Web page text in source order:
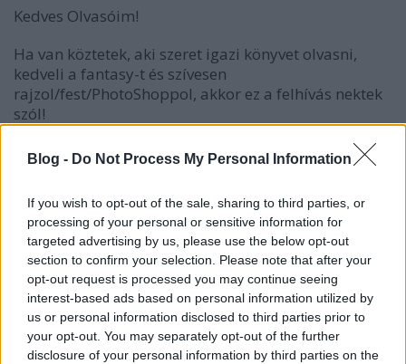
Blog - Do Not Process My Personal Information
If you wish to opt-out of the sale, sharing to third parties, or
processing of your personal or sensitive information for
targeted advertising by us, please use the below opt-out
section to confirm your selection. Please note that after your
opt-out request is processed you may continue seeing
interest-based ads based on personal information utilized by
us or personal information disclosed to third parties prior to
your opt-out. You may separately opt-out of the further
disclosure of your personal information by third parties on the
Kedves Olvasóim!
Ha van köztetek, aki szeret igazi könyvet olvasni,
kedveli a fantasy-t és szívesen
rajzol/fest/PhotoShoppol, akkor ez a felhívás nektek
szól!
Szeretnék kiadni egy új könyvet ebben az évben,
ehhez viszont szükségem van tehetséges
illusztrátorokra, akik megtervezik/elkészítik a külső
borítót, a belső illusztrációkat és/vagy a szövegben
az idősíkokat elválasztó kis grafikai elemeket.